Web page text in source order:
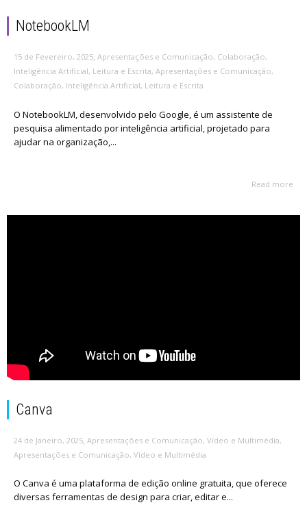
NotebookLM
15 de Fevereiro, 2025, Apresentações e Comunicação, Colaboração,
Inteligência Artificial, Leitura e Escrita, Apresentações e Comunicação,
Colaboração, Inteligência Artificial, Leitura e Escrita
O NotebookLM, desenvolvido pelo Google, é um assistente de
pesquisa alimentado por inteligência artificial, projetado para
ajudar na organização,...
Read more
Canva
24 de Janeiro, 2025, Apresentações e Comunicação, Vídeo e Multimédia,
Apresentações e Comunicação, Vídeo e Multimédia
O Canva é uma plataforma de edição online gratuita, que oferece
diversas ferramentas de design para criar, editar e...